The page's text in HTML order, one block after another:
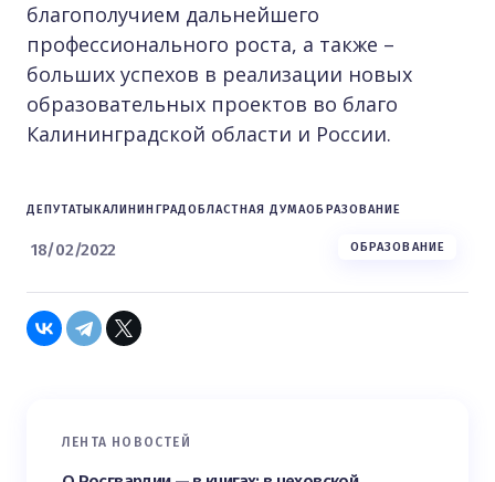
благополучием дальнейшего
профессионального роста, а также –
больших успехов в реализации новых
образовательных проектов во благо
Калининградской области и России.
ДЕПУТАТЫКАЛИНИНГРАДОБЛАСТНАЯ ДУМАОБРАЗОВАНИЕ
18/02/2022 ОБРАЗОВАНИЕ
ЛЕНТА НОВОСТЕЙ